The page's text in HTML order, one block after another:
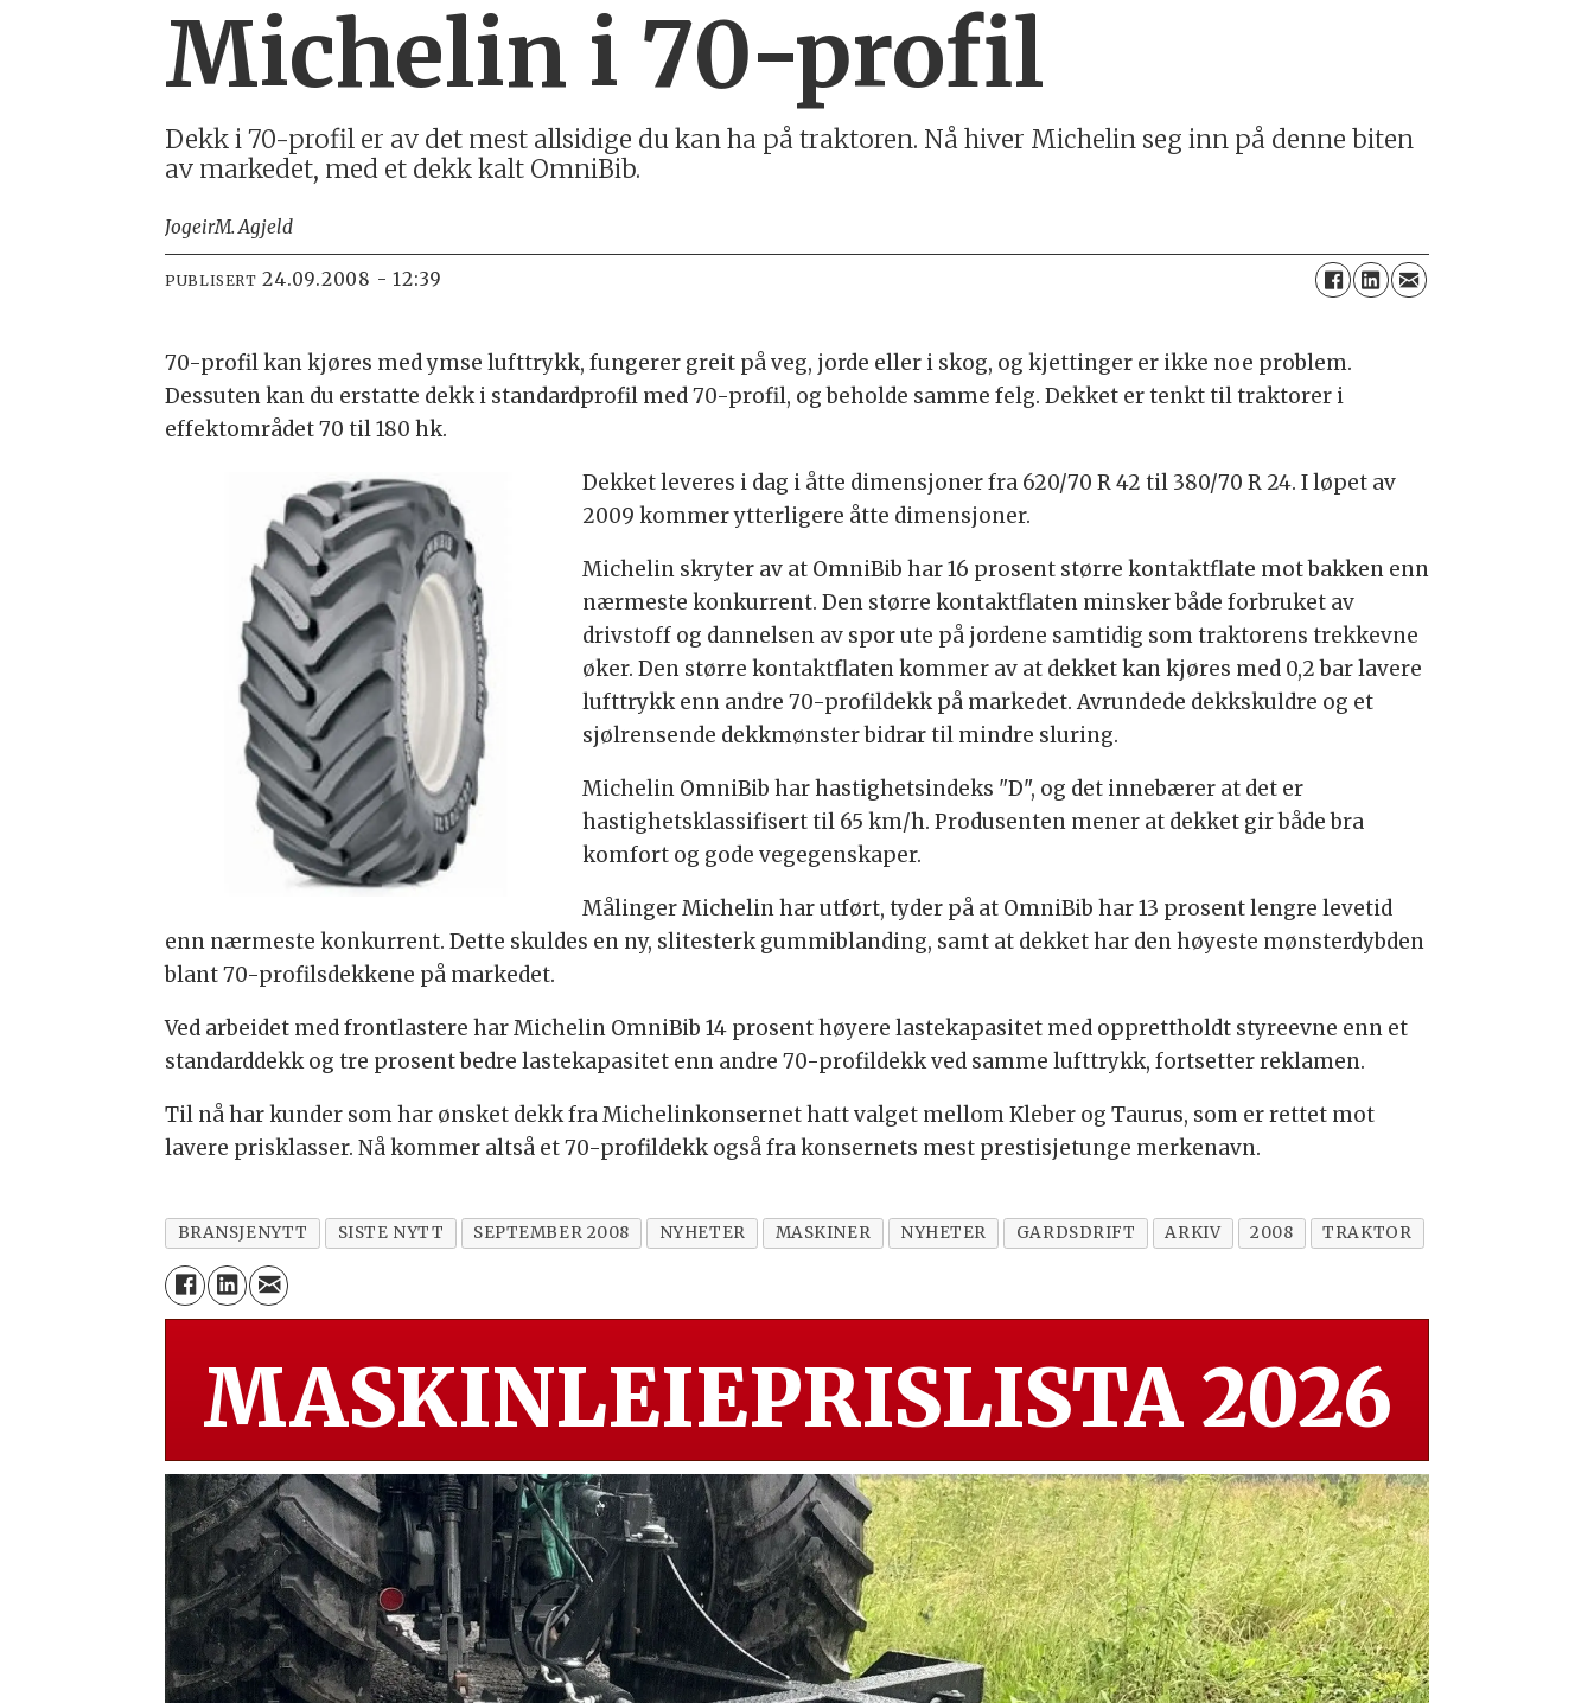
Michelin i 70-profil
Dekk i 70-profil er av det mest allsidige du kan ha på traktoren. Nå hiver Michelin seg inn på denne biten
av markedet, med et dekk kalt OmniBib.
JogeirM. Agjeld
PUBLISERT 24.09.2008 - 12:39
70-profil kan kjøres med ymse lufttrykk, fungerer greit på veg, jorde eller i skog, og kjettinger er ikke noe problem.
Dessuten kan du erstatte dekk i standardprofil med 70-profil, og beholde samme felg. Dekket er tenkt til traktorer i
effektområdet 70 til 180 hk.
Dekket leveres i dag i åtte dimensjoner fra 620/70 R 42 til 380/70 R 24. I løpet av
2009 kommer ytterligere åtte dimensjoner.
Michelin skryter av at OmniBib har 16 prosent større kontaktflate mot bakken enn
nærmeste konkurrent. Den større kontaktflaten minsker både forbruket av
drivstoff og dannelsen av spor ute på jordene samtidig som traktorens trekkevne
øker. Den større kontaktflaten kommer av at dekket kan kjøres med 0,2 bar lavere
lufttrykk enn andre 70-profildekk på markedet. Avrundede dekkskuldre og et
sjølrensende dekkmønster bidrar til mindre sluring.
Michelin OmniBib har hastighetsindeks "D", og det innebærer at det er
hastighetsklassifisert til 65 km/h. Produsenten mener at dekket gir både bra
komfort og gode vegegenskaper.
Målinger Michelin har utført, tyder på at OmniBib har 13 prosent lengre levetid
enn nærmeste konkurrent. Dette skuldes en ny, slitesterk gummiblanding, samt at dekket har den høyeste mønsterdybden
blant 70-profilsdekkene på markedet.
Ved arbeidet med frontlastere har Michelin OmniBib 14 prosent høyere lastekapasitet med opprettholdt styreevne enn et
standarddekk og tre prosent bedre lastekapasitet enn andre 70-profildekk ved samme lufttrykk, fortsetter reklamen.
Til nå har kunder som har ønsket dekk fra Michelinkonsernet hatt valget mellom Kleber og Taurus, som er rettet mot
lavere prisklasser. Nå kommer altså et 70-profildekk også fra konsernets mest prestisjetunge merkenavn.
BRANSJENYTT SISTE NYTT SEPTEMBER 2008 NYHETER MASKINER NYHETER GARDSDRIFT ARKIV 2008 TRAKTOR
MASKINLEIEPRISLISTA 2026